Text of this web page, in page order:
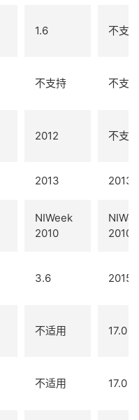
1.6 不支持
不支持 不支持
2012 不支持
2013 2013
NIWeek
2010
2010
3.6 2015
不适用 17.0
不适用 17.0